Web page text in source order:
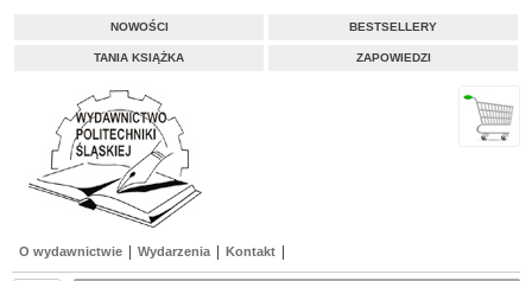
NOWOŚCI BESTSELLERY
TANIA KSIĄŻKA ZAPOWIEDZI
O wydawnictwie Wydarzenia Kontakt